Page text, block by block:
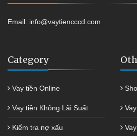
Email: info@vaytiencccd.com
Category
Vay tiền Online
Vay tiền Không Lãi Suất
Kiểm tra nợ xấu